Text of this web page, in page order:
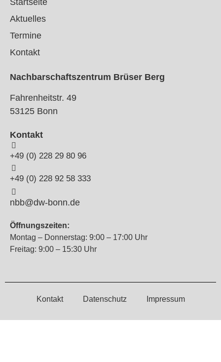
Startseite
Aktuelles
Termine
Kontakt
Nachbarschaftszentrum Brüser Berg
Fahrenheitstr. 49
53125 Bonn
Kontakt
+49 (0) 228 29 80 96
+49 (0) 228 92 58 333
nbb@dw-bonn.de
Öffnungszeiten:
Montag – Donnerstag: 9:00 – 17:00 Uhr
Freitag: 9:00 – 15:30 Uhr
Kontakt Datenschutz Impressum